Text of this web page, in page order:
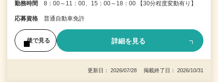
勤務時間 8：00～11：00、15：00～18：00 【30分程度変動有り】
応募資格 普通自動車免許
後で見る 詳細を見る
更新日： 2026/07/28 掲載終了日： 2026/10/31